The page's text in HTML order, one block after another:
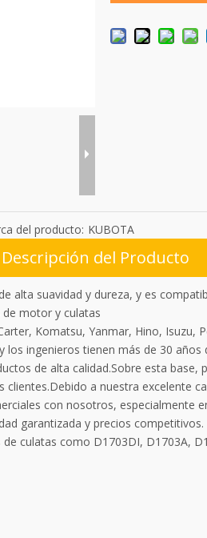
del producto: KUBOTA
Descripción del Producto
alta suavidad y dureza, y es
de motor y culatas
Komatsu, Yanmar, Hino, Isuzu,
ingenieros tienen más de 30
de alta calidad.Sobre esta
a nuestra excelente
con nosotros, especialmente
garantizada y precios competitivos.
culatas como D1703DI, D1703A,